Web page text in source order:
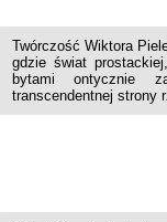
Twórczość Wiktora
gdzie świat
bytami ontycznie
transcendentnej strony